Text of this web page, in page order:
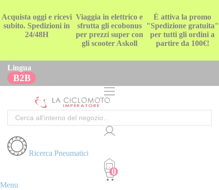
Acquista oggi e ricevi
subito. Spedizioni in
24/48H
Viaggia in elettrico e
sfrutta gli ecobonus
per prezzi super con
gli scooter Askoll
È attiva la promo
"Spedizione gratuita"
per tutti gli ordini a
partire da 100€!
Lingua
B2B
Cerca
Ricerca Pneumatici
Menu